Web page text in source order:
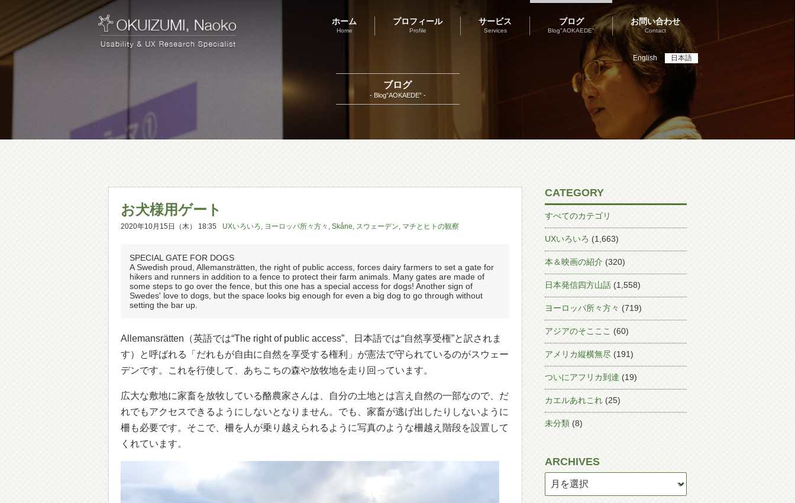
English 日本語
ホーム
Home
プロフィール
Profile
サービス
Services
ブログ
Blog"AOKAEDE"
お問い合わせ
Contact
ブログ
- Blog”AOKAEDE” -
お犬様用ゲート
2020年10月15日（木） 18:35 UXいろいろ, ヨーロッパ所々方々 , Skåne, スウェーデン, マチとヒトの観察
SPECIAL GATE FOR DOGS
A Swedish proud, Allemansträtten, the right of public access, forces dairy farmers to set a gate for
hikers and runners in addition to a fence to protect their farm animals. Many gates are made of
some steps to go over the fence, but this one has a special access for dogs! Another sign of
Swedes' love to dogs, but the space looks big enough for even a big dog to go through without
setting the bar up.
Allemansrätten（英語では“The right of public access”、日本語では“自然享受権”と訳されま
す）と呼ばれる「だれもが自由に自然を享受する権利」が憲法で守られているのがスウェー
デンです。これを行使して、あちこちの森や放牧地を走り回っています。
広大な敷地に家畜を放牧している酪農家さんは、自分の土地とは言え自然の一部なので、だ
れでもアクセスできるようにしないとなりません。でも、家畜が逃げ出したりしないように
柵も必要です。そこで、柵を人が乗り越えられるように写真のような柵越え階段を設置して
くれています。
CATEGORY
すべてのカテゴリ
UXいろいろ (1,663)
本＆映画の紹介 (320)
日本発信四方山話 (1,558)
ヨーロッパ所々方々 (719)
アジアのそこここ (60)
アメリカ縦横無尽 (191)
ついにアフリカ到達 (19)
カエルあれこれ (25)
未分類 (8)
ARCHIVES